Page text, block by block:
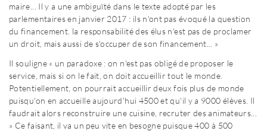
maire... Il y a une ambiguïté dans le texte adopté par les
parlementaires en janvier 2017 : ils n'ont pas évoqué la question
du financement. la responsabilité des élus n'est pas de proclamer
un droit, mais aussi de s'occuper de son financement... »
Il souligne « un paradoxe : on n'est pas obligé de proposer le
service, mais si on le fait, on doit accueillir tout le monde.
Potentiellement, on pourrait accueillir deux fois plus de monde
puisqu'on en accueille aujourd'hui 4500 et qu'il y a 9000 élèves. Il
faudrait alors reconstruire une cuisine, recruter des animateurs...
» Ce faisant, il va un peu vite en besogne puisque 400 à 500